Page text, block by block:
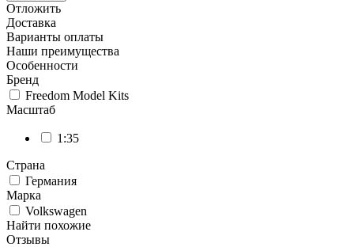
Отложить
Доставка
Варианты оплаты
Наши преимущества
Особенности
Бренд
Freedom Model Kits
Масштаб
1:35
Страна
Германия
Марка
Volkswagen
Найти похожие
Отзывы